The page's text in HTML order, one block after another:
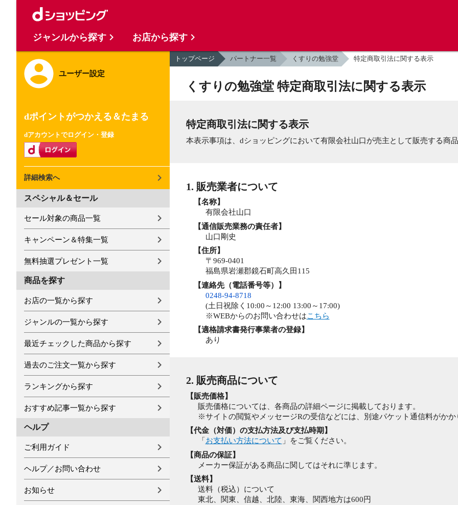
ユーザー設定
dポイントがつかえる＆たまる
dアカウントでログイン・登録
詳細検索へ
スペシャル＆セール
セール対象の商品一覧
キャンペーン＆特集一覧
無料抽選プレゼント一覧
商品を探す
お店の一覧から探す
ジャンルの一覧から探す
最近チェックした商品から探す
過去のご注文一覧から探す
ランキングから探す
おすすめ記事一覧から探す
ヘルプ
ご利用ガイド
ヘルプ／お問い合わせ
お知らせ
トップページ パートナー一覧 くすりの勉強堂 特定商取引法に関する表示
くすりの勉強堂 特定商取引法に関する表示
特定商取引法に関する表示
本表示事項は、dショッピングにおいて有限会社山口が売主として販売する商
1. 販売業者について
【名称】
有限会社山口
【通信販売業務の責任者】
山口剛史
【住所】
〒969-0401
福島県岩瀬郡鏡石町高久田115
【連絡先（電話番号等）】
0248-94-8718
(土日祝除く10:00～12:00 13:00～17:00)
※WEBからのお問い合わせはこちら
【適格請求書発行事業者の登録】
あり
2. 販売商品について
【販売価格】
販売価格については、各商品の詳細ページに掲載しております。
※サイトの閲覧やメッセージRの受信などには、別途パケット通信料がかか
【代金（対価）の支払方法及び支払時期】
「 お支払い方法について 」をご覧ください。
【商品の保証】
メーカー保証がある商品に関してはそれに準じます。
【送料】
送料（税込）について
東北、関東、信越、北陸、東海、関西地方は600円
ジャンルから探す お店から探す